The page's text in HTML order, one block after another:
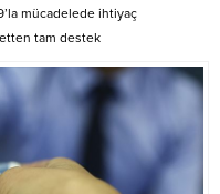
mücadelede ihtiyaç
tam destek